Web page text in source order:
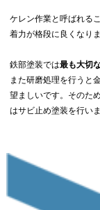
ケレン作業と呼ばれる
着力が格段に良くなりま
鉄部塗装では最も大切
また研磨処理を行うと
望ましいです。そのた
はサビ止め塗装を行いま